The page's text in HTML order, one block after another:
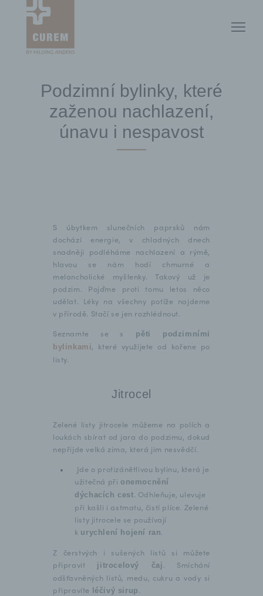
Podzimní bylinky, které
zaženou nachlazení,
únavu i nespavost
S úbytkem slunečních paprsků nám
dochází energie, v chladných dnech
snadněji podléháme nachlazení a rýmě,
hlavou se nám hodí chmurné a
melancholické myšlenky. Takový už je
podzim. Pojďme proti tomu letos něco
udělat. Léky na všechny potíže najdeme
v přírodě. Stačí se jen rozhlédnout.
Seznamte se s
pěti podzimními
bylinkami, které využijete od kořene po
listy.
Jitrocel
Zelené listy jitrocele můžeme na polích a
loukách sbírat od jara do podzimu, dokud
nepřijde velká zima, která jim nesvědčí.
Jde o protizánětlivou bylinu, která je
užitečná při onemocnění
dýchacích cest. Odhleňuje, ulevuje
při kašli i astmatu, čistí plíce. Zelené
listy jitrocele se používají
k urychlení hojení ran.
Z čerstvých i sušených listů si můžete
připravit
jitrocelový čaj
. Smíchání
odšťavněných listů, medu, cukru a vody si
připravíte léčivý sirup